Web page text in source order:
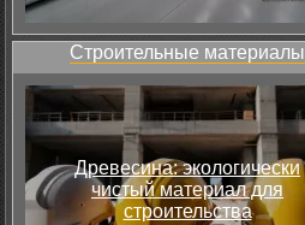
Строительные материалы
Древесина: экологически
чистый материал для
строительства